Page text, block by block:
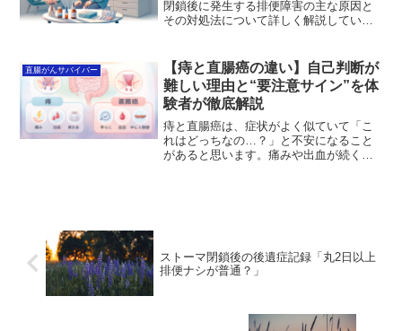
閉鎖後に発生する排便障害の主な原因と
その対処法について詳しく解説していま
で、自分に合った対処法を見つけられる
でしょう。この記事を読むことで、排便
障害に向き合う不安が軽減し、日常生活
を少しでも快適に過ごすためのヒントを
得ることができます。
直腸がんサバイバー
【痔と直腸癌の違い】自己判断が
難しい理由と“要注意サイン”を体
験者が徹底解説
痔と直腸癌は、症状がよく似ていて「こ
れはどっちなの…？」と不安になること
があると思います。痛みや出血が続く
ストーマ閉鎖後の後遺症記録「丸2日以上
排便ナシが普通？」